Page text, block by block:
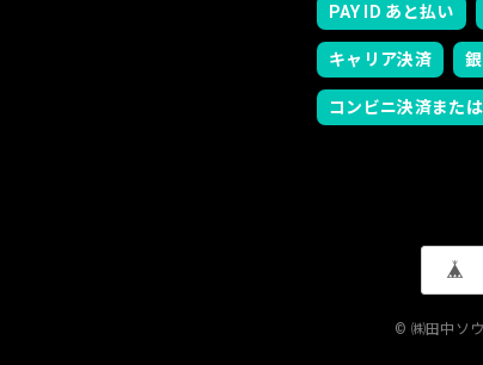
PAY ID あと払い
キャリア決済
コンビニ決済また
© ㈱田中ソ